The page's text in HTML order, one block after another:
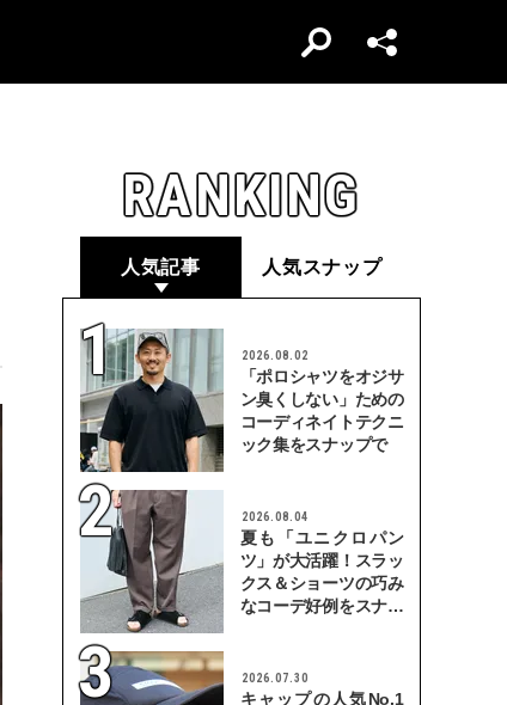
RANKING
人気記事 人気スナップ
2026.08.02
「ポロシャツをオジサ
ン臭くしない」ための
コーディネイトテクニ
ック集をスナップで
2026.08.04
夏も「ユニクロパン
ツ」が大活躍！スラッ
クス＆ショーツの巧み
なコーデ好例をスナッ
2026.07.30
キャップの人気No.1